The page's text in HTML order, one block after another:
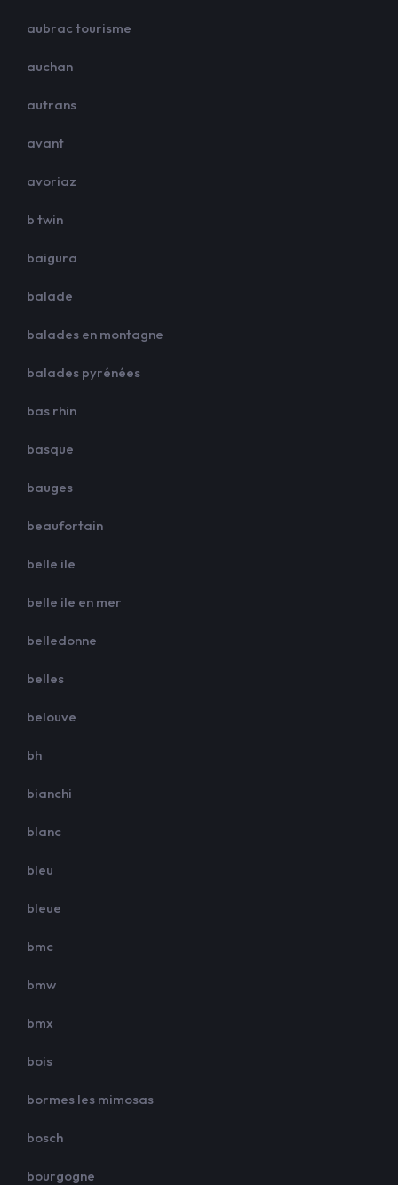
aubrac tourisme
auchan
autrans
avant
avoriaz
b twin
baigura
balade
balades en montagne
balades pyrénées
bas rhin
basque
bauges
beaufortain
belle ile
belle ile en mer
belledonne
belles
belouve
bh
bianchi
blanc
bleu
bleue
bmc
bmw
bmx
bois
bormes les mimosas
bosch
bourgogne